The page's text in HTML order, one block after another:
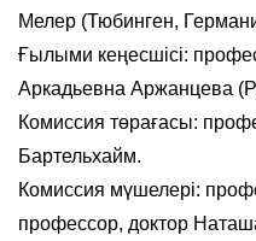
Мелер (Тюбинген,
Ғылыми кеңесшісі:
Аркадьевна Аржанцева
Комиссия төрағасы:
Бартельхайм.
Комиссия мүшелері:
профессор, доктор